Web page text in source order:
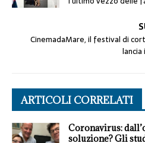
CinemadaMare, il festival di
ARTICOLI CORRELATI
Coronavirus:
soluzione? Gli